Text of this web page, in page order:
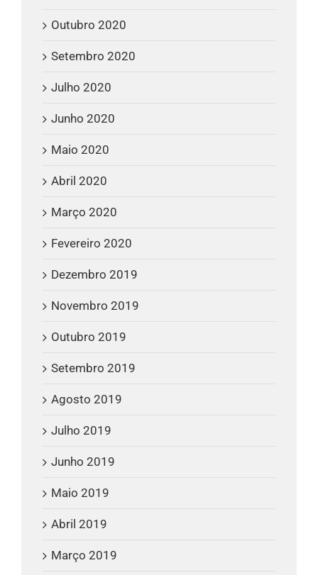
Outubro 2020
Setembro 2020
Julho 2020
Junho 2020
Maio 2020
Abril 2020
Março 2020
Fevereiro 2020
Dezembro 2019
Novembro 2019
Outubro 2019
Setembro 2019
Agosto 2019
Julho 2019
Junho 2019
Maio 2019
Abril 2019
Março 2019